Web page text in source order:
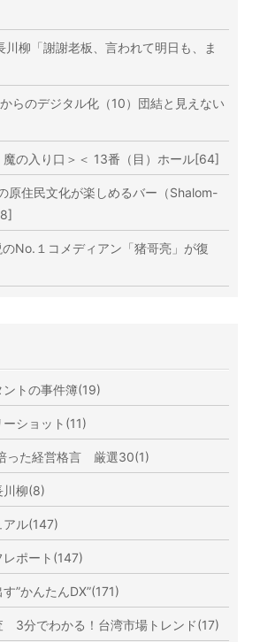
川柳「謝謝老板、言われて明日も、ま
らのデジタル化（10）団結と見えない
の入り口＞＜ 13番（目）ホール[64]
住民文化が楽しめるバー（Shalom-
No.１コメディアン「猪哥亮」が復
トの事件簿(19)
ショット(11)
った経営格言 厳選30(1)
川柳(8)
アル(147)
レポート(147)
”かんたんDX”(171)
3分でわかる！台湾市場トレンド(17)